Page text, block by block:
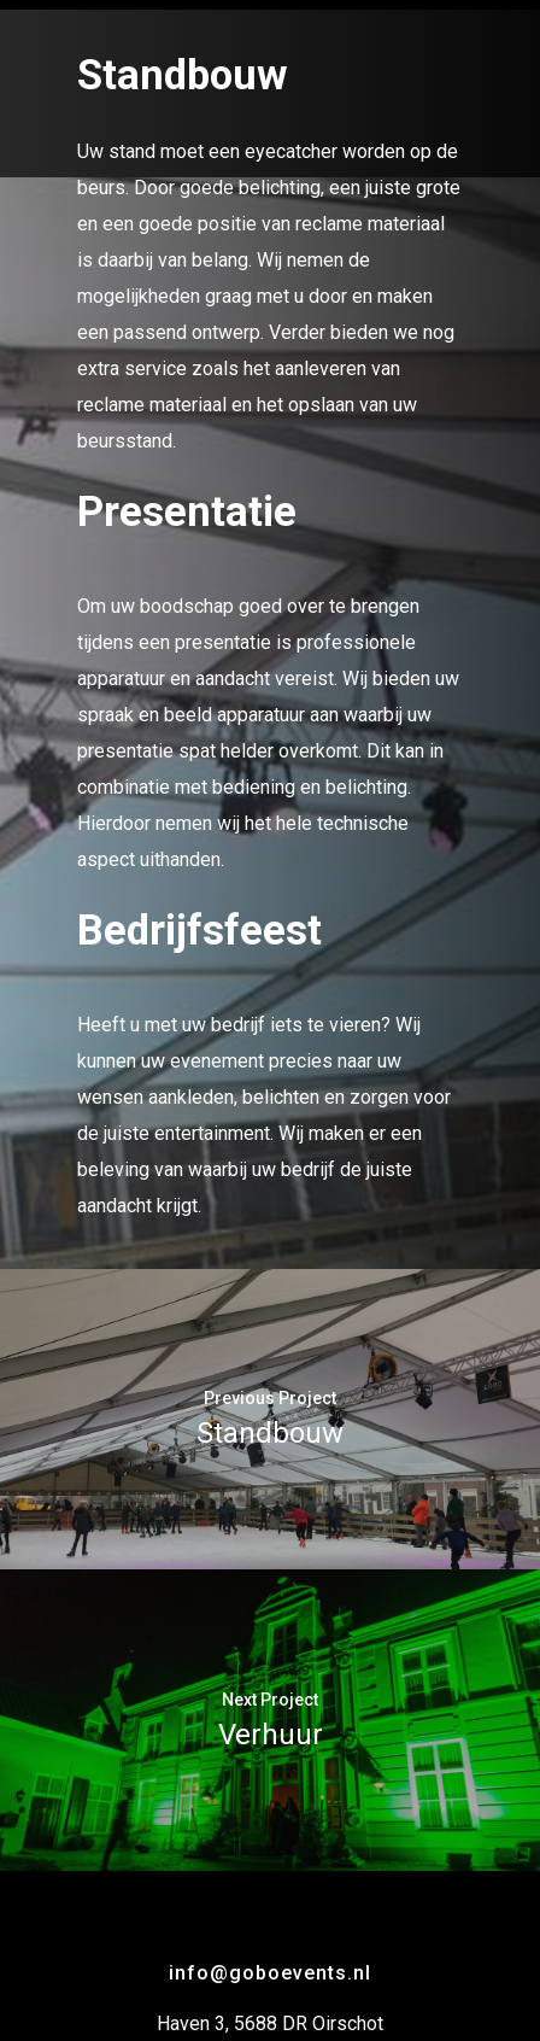
Standbouw
Uw stand moet een eyecatcher worden op de
beurs. Door goede belichting, een juiste grote
en een goede positie van reclame materiaal
is daarbij van belang. Wij nemen de
mogelijkheden graag met u door en maken
een passend ontwerp. Verder bieden we nog
extra service zoals het aanleveren van
reclame materiaal en het opslaan van uw
beursstand.
Presentatie
Om uw boodschap goed over te brengen
tijdens een presentatie is professionele
apparatuur en aandacht vereist. Wij bieden uw
spraak en beeld apparatuur aan waarbij uw
presentatie spat helder overkomt. Dit kan in
combinatie met bediening en belichting.
Hierdoor nemen wij het hele technische
aspect uithanden.
Bedrijfsfeest
Heeft u met uw bedrijf iets te vieren? Wij
kunnen uw evenement precies naar uw
wensen aankleden, belichten en zorgen voor
de juiste entertainment. Wij maken er een
beleving van waarbij uw bedrijf de juiste
aandacht krijgt.
Previous Project
Standbouw
Next Project
Verhuur
info@goboevents.nl
Haven 3, 5688 DR Oirschot